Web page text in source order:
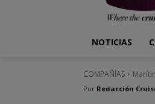
NOTICIAS
COMPAÑÍAS
Por Redacción